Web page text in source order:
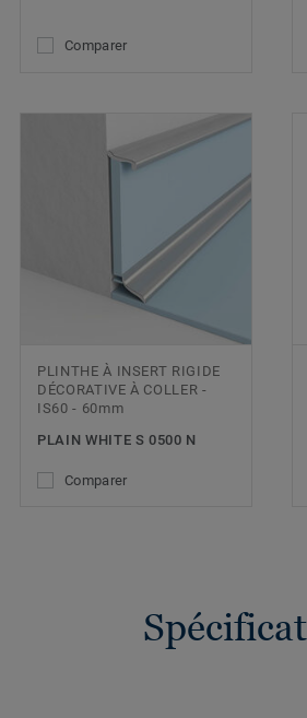
Comparer
PLINTHE À INSERT RIGIDE
DÉCORATIVE À COLLER -
IS60 - 60mm
PLAIN WHITE S 0500 N
Comparer